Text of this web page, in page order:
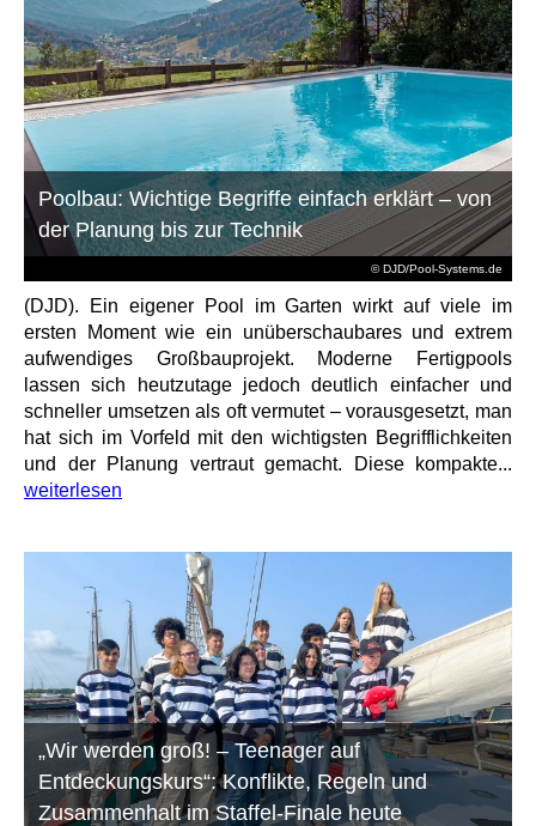
© DJD/Pool-Systems.de
Poolbau: Wichtige Begriffe einfach erklärt – von
der Planung bis zur Technik
(DJD). Ein eigener Pool im Garten wirkt auf viele im
ersten Moment wie ein unüberschaubares und extrem
aufwendiges Großbauprojekt. Moderne Fertigpools
lassen sich heutzutage jedoch deutlich einfacher und
schneller umsetzen als oft vermutet – vorausgesetzt, man
hat sich im Vorfeld mit den wichtigsten Begrifflichkeiten
und der Planung vertraut gemacht. Diese kompakte...
weiterlesen
„Wir werden groß! – Teenager auf
Entdeckungskurs“: Konflikte, Regeln und
Zusammenhalt im Staffel-Finale heute